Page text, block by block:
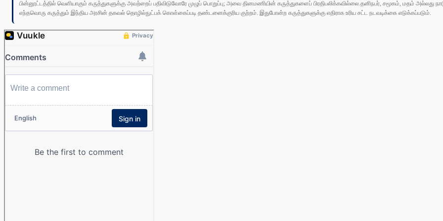
பின்னூட்டத்தில் வெளியாகும் கருத்துகளுக்கு அவற்றைப் பதிவிடுவோரே முழுப் பொறுப்பு; அவை தினமணியின் கருத்துகளைப் பிரதிபலிக்கவில்லை.தனிநபர், சமூகம், மதம் அல்லது
எந்தவொரு கருத்தும் இந்திய அரசின் தகவல் தொழில்நுட்பக் கொள்கைப்படி தண்டனைக்குரிய குற்றம். இதுபோன்ற கருத்துகளுக்கு எதிராக உரிய சட்ட நடவடிக்கை எடுக்கப்படும்.